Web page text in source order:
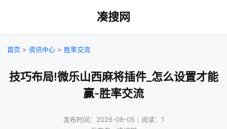
凑搜网
首页 > 资讯中心 > 胜率交流
技巧布局!微乐山西麻将插件_怎么设置才能
赢-胜率交流
发布时间：2026-08-05｜阅读：1